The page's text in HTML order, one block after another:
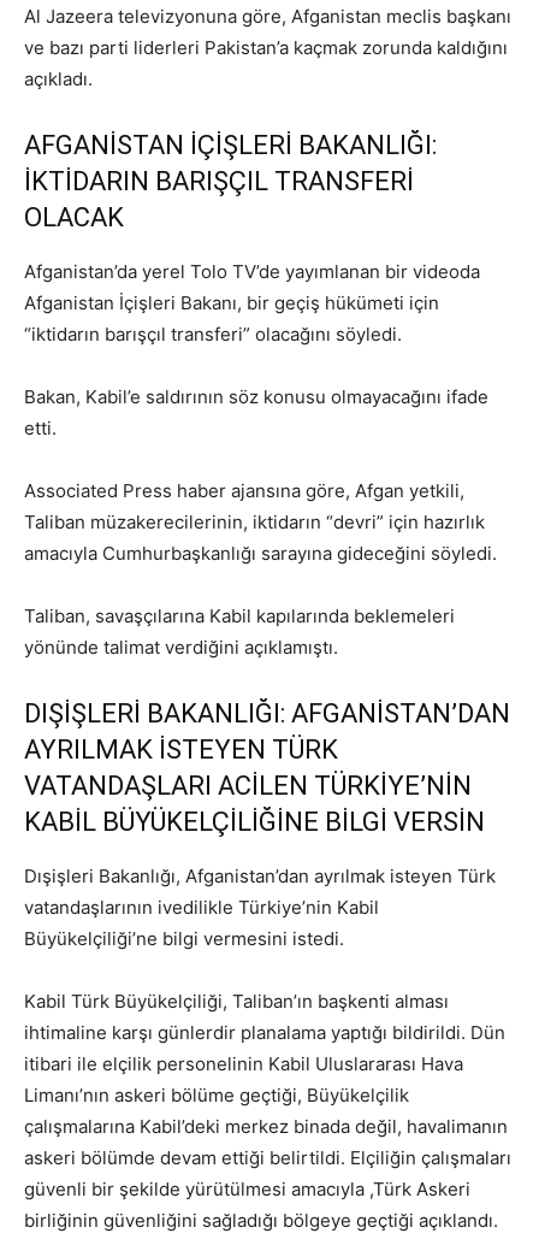
Al Jazeera televizyonuna göre, Afganistan meclis başkanı
ve bazı parti liderleri Pakistan’a kaçmak zorunda kaldığını
açıkladı.
AFGANİSTAN İÇİŞLERİ BAKANLIĞI:
İKTİDARIN BARIŞÇIL TRANSFERİ
OLACAK
Afganistan’da yerel Tolo TV’de yayımlanan bir videoda
Afganistan İçişleri Bakanı, bir geçiş hükümeti için
“iktidarın barışçıl transferi” olacağını söyledi.
Bakan, Kabil’e saldırının söz konusu olmayacağını ifade
etti.
Associated Press haber ajansına göre, Afgan yetkili,
Taliban müzakerecilerinin, iktidarın “devri” için hazırlık
amacıyla Cumhurbaşkanlığı sarayına gideceğini söyledi.
Taliban, savaşçılarına Kabil kapılarında beklemeleri
yönünde talimat verdiğini açıklamıştı.
DIŞİŞLERİ BAKANLIĞI: AFGANİSTAN’DAN
AYRILMAK İSTEYEN TÜRK
VATANDAŞLARI ACİLEN TÜRKİYE’NİN
KABİL BÜYÜKELÇİLİĞİNE BİLGİ VERSİN
Dışişleri Bakanlığı, Afganistan’dan ayrılmak isteyen Türk
vatandaşlarının ivedilikle Türkiye’nin Kabil
Büyükelçiliği’ne bilgi vermesini istedi.
Kabil Türk Büyükelçiliği, Taliban’ın başkenti alması
ihtimaline karşı günlerdir planalama yaptığı bildirildi. Dün
itibari ile elçilik personelinin Kabil Uluslararası Hava
Limanı’nın askeri bölüme geçtiği, Büyükelçilik
çalışmalarına Kabil’deki merkez binada değil, havalimanın
askeri bölümde devam ettiği belirtildi. Elçiliğin çalışmaları
güvenli bir şekilde yürütülmesi amacıyla ,Türk Askeri
birliğinin güvenliğini sağladığı bölgeye geçtiği açıklandı.